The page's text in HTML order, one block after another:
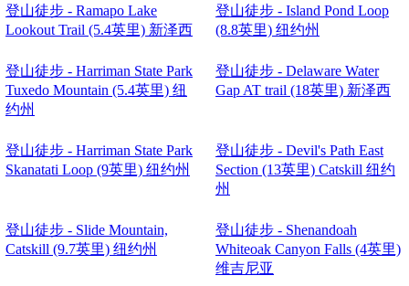
登山徒步 - Ramapo Lake
Lookout Trail (5.4英里) 新泽西
登山徒步 - Island Pond Loop
(8.8英里) 纽约州
登山徒步 - Harriman State Park
Tuxedo Mountain (5.4英里) 纽
约州
登山徒步 - Delaware Water
Gap AT trail (18英里) 新泽西
登山徒步 - Harriman State Park
Skanatati Loop (9英里) 纽约州
登山徒步 - Devil's Path East
Section (13英里) Catskill 纽约
州
登山徒步 - Slide Mountain,
Catskill (9.7英里) 纽约州
登山徒步 - Shenandoah
Whiteoak Canyon Falls (4英里)
维吉尼亚